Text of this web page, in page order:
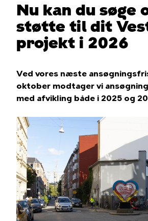
Nu kan du søge
støtte til dit
projekt i 2026
Ved vores næste
oktober modtager vi
med afvikling både i 2025 og